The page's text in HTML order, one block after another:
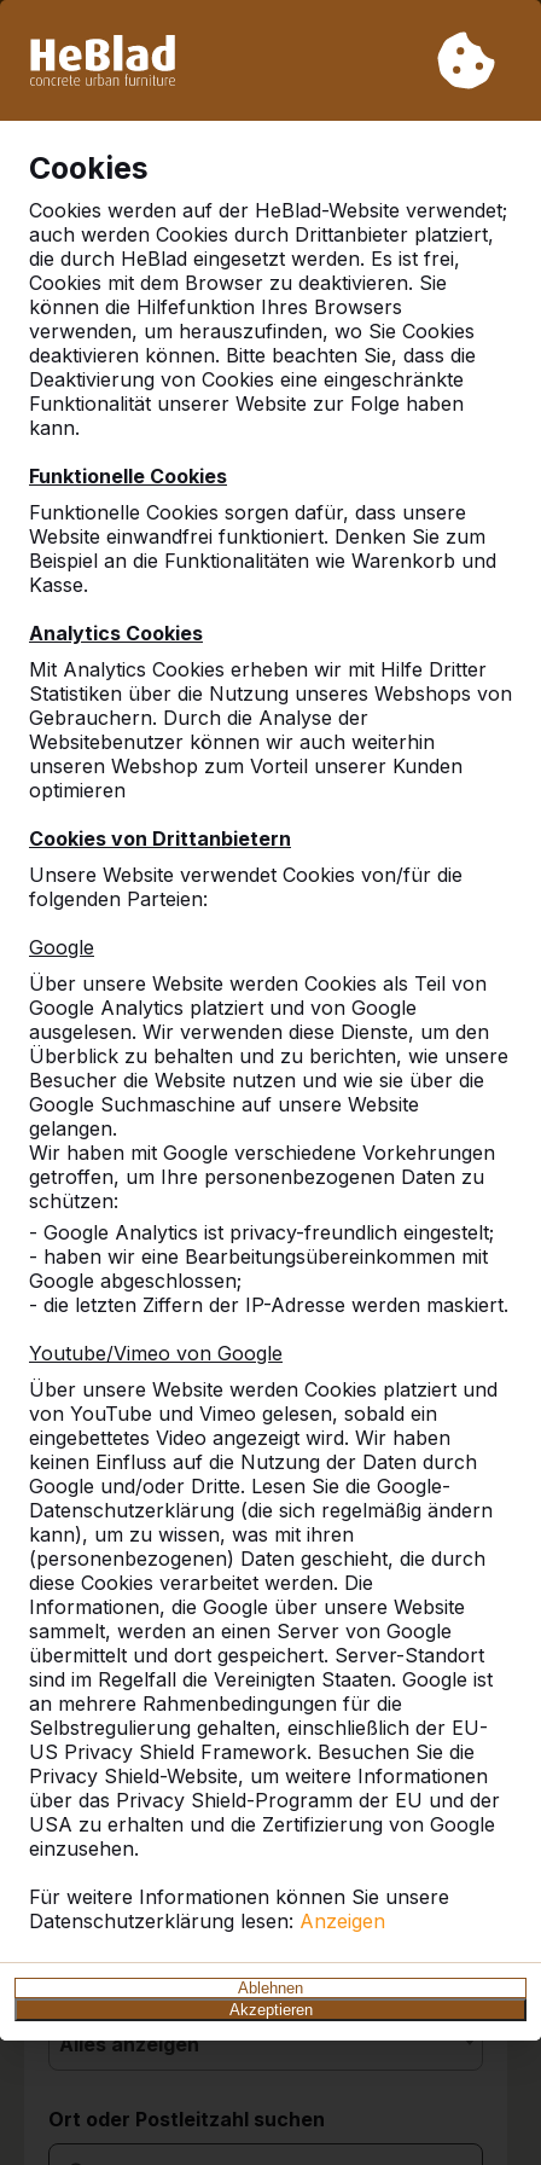
Woche 33 nicht. Bitte berücksichtigen Sie daher längere
Cookies
Cookies werden auf der HeBlad-Website verwendet;
auch werden Cookies durch Drittanbieter platziert,
die durch HeBlad eingesetzt werden. Es ist frei,
Cookies mit dem Browser zu deaktivieren. Sie
können die Hilfefunktion Ihres Browsers
verwenden, um herauszufinden, wo Sie Cookies
deaktivieren können. Bitte beachten Sie, dass die
Deaktivierung von Cookies eine eingeschränkte
Funktionalität unserer Website zur Folge haben
kann.
Funktionelle Cookies
Funktionelle Cookies sorgen dafür, dass unsere
Website einwandfrei funktioniert. Denken Sie zum
Beispiel an die Funktionalitäten wie Warenkorb und
Kasse.
Analytics Cookies
Mit Analytics Cookies erheben wir mit Hilfe Dritter
Statistiken über die Nutzung unseres Webshops von
Gebrauchern. Durch die Analyse der
Websitebenutzer können wir auch weiterhin
unseren Webshop zum Vorteil unserer Kunden
optimieren
Cookies von Drittanbietern
Unsere Website verwendet Cookies von/für die
folgenden Parteien:
Google
Über unsere Website werden Cookies als Teil von
Google Analytics platziert und von Google
ausgelesen. Wir verwenden diese Dienste, um den
Überblick zu behalten und zu berichten, wie unsere
Besucher die Website nutzen und wie sie über die
Google Suchmaschine auf unsere Website
gelangen.
Wir haben mit Google verschiedene Vorkehrungen
getroffen, um Ihre personenbezogenen Daten zu
schützen:
- Google Analytics ist privacy-freundlich eingestelt;
- haben wir eine Bearbeitungsübereinkommen mit
Google abgeschlossen;
- die letzten Ziffern der IP-Adresse werden maskiert.
Youtube/Vimeo von Google
Über unsere Website werden Cookies platziert und
von YouTube und Vimeo gelesen, sobald ein
eingebettetes Video angezeigt wird. Wir haben
keinen Einfluss auf die Nutzung der Daten durch
Google und/oder Dritte. Lesen Sie die Google-
Datenschutzerklärung (die sich regelmäßig ändern
kann), um zu wissen, was mit ihren
(personenbezogenen) Daten geschieht, die durch
diese Cookies verarbeitet werden. Die
Informationen, die Google über unsere Website
sammelt, werden an einen Server von Google
übermittelt und dort gespeichert. Server-Standort
sind im Regelfall die Vereinigten Staaten. Google ist
an mehrere Rahmenbedingungen für die
Selbstregulierung gehalten, einschließlich der EU-
US Privacy Shield Framework. Besuchen Sie die
Privacy Shield-Website, um weitere Informationen
über das Privacy Shield-Programm der EU und der
USA zu erhalten und die Zertifizierung von Google
einzusehen.
Für weitere Informationen können Sie unsere
Datenschutzerklärung lesen: Anzeigen
Ablehnen
Akzeptieren
Geen referenties gevonden in 'robdorf'
Deutschland
Referenties in:
Deutschland
10
02-07-2026
10
Qualitativ sehr hochwertige Spielgeräte.
Unsere Schüler sind begeistert!
30-06-2026
8
Bisher ist dieses Produkt unsere Erfahrung.
Es ist gut angenommen worden und man
kann schön dran sitzen. Alles in allem ein
sehr gutes Produkt. Kann man nur
empfehlen.
23-06-2026
10
dieses war die erste Bestellung. Es war alles
durchweg positiv
Gabi Baxpehler
10-06-2026
10
Die Tischgruppen stehen seit drei Tagen und
sie werden von den Kindern sehr gut
angenommen. Wir sind sehr zufrieden mit der
Entscheidung für die Picknicksets.
Grundschule Friedrichsthal
03-06-2026
10
Wir sind ganz begeistert über die Spielgeräte.
Es ist eine hochwertige Qualität. Die
Anlieferung war super; der Fahrer hat
Standort zu stellen. Die Spielgeräte wurden
daneben zur Verfügung. So ist ein spontanes
Spiel im Mehrgenerationenpark jederzeit
Referenzen
Unsere Produkte finden Sie in ganz Europa
und darüber hinaus. Sehen Sie hier, wo Sie
ein HeBlad-Produkt in Ihrer Nähe finden.
Produkt
Kategorie
Alles anzeigen
Ort oder Postleitzahl suchen